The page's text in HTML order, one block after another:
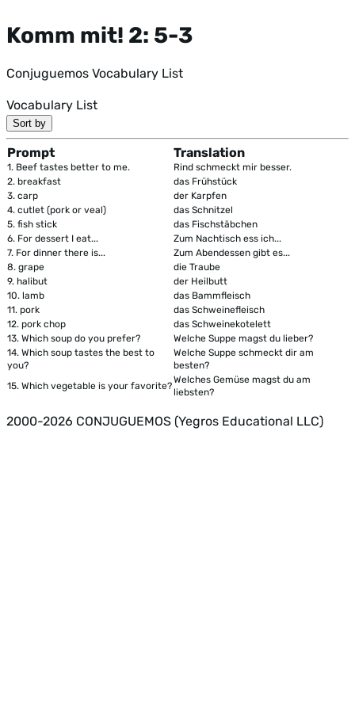
Komm mit! 2: 5-3
Conjuguemos Vocabulary List
Vocabulary List
Sort by
Prompt Translation
1. Beef tastes better to me.
Rind schmeckt mir besser.
2. breakfast
das Frühstück
3. carp
der Karpfen
4. cutlet (pork or veal)
das Schnitzel
5. fish stick
das Fischstäbchen
6. For dessert I eat...
Zum Nachtisch ess ich...
7. For dinner there is...
Zum Abendessen gibt es...
8. grape
die Traube
9. halibut
der Heilbutt
10. lamb
das Bammfleisch
11. pork
das Schweinefleisch
12. pork chop
das Schweinekotelett
13. Which soup do you prefer?
Welche Suppe magst du lieber?
14. Which soup tastes the best to
you?
Welche Suppe schmeckt dir am
besten?
15. Which vegetable is your favorite?
Welches Gemüse magst du am
liebsten?
2000-2026 CONJUGUEMOS (Yegros Educational LLC)